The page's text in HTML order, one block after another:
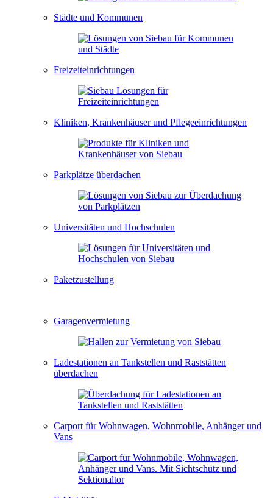
Städte und Kommunen
Freizeiteinrichtungen
Kliniken, Krankenhäuser und Pflegeeinrichtungen
Parkplätze überdachen
Universitäten und Hochschulen
Paketzustellung
Garagenvermietung
Ladestationen an Tankstellen und Raststätten
überdachen
Carport für Wohnwagen, Wohnmobile, Anhänger und
Vans